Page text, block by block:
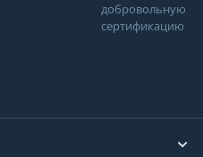
добровольную
сертификацию